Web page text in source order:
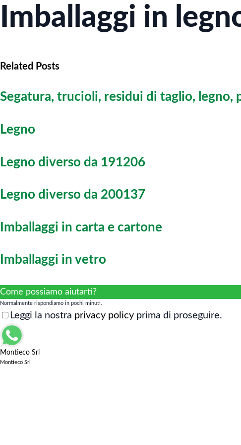
Imballaggi in
Related Posts
Segatura, trucioli, residui di taglio,
Legno
Legno diverso da 191206
Legno diverso da 200137
Imballaggi in carta e cartone
Imballaggi in vetro
Come possiamo aiutarti?
Normalmente rispondiamo in pochi minuti.
Leggi la nostra privacy policy prima di proseguire.
Montieco Srl
Montieco Srl